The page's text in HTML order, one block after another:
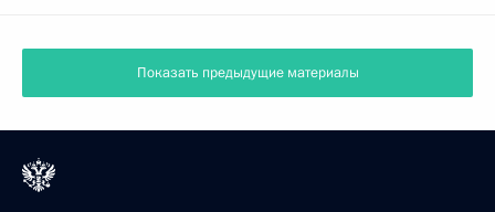
Показать предыдущие материалы